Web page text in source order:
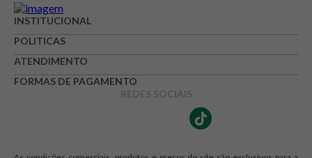
INSTITUCIONAL
POLITICAS
ATENDIMENTO
FORMAS DE PAGAMENTO
REDES SOCIAIS